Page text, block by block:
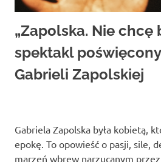
„Zapolska. Nie chcę
spektakl
Gabrieli Zapolskiej
Gabriela Zapolska była kobietą,
epokę. To opowieść o pasji, sile,
marzeń wbrew narzucanym przez